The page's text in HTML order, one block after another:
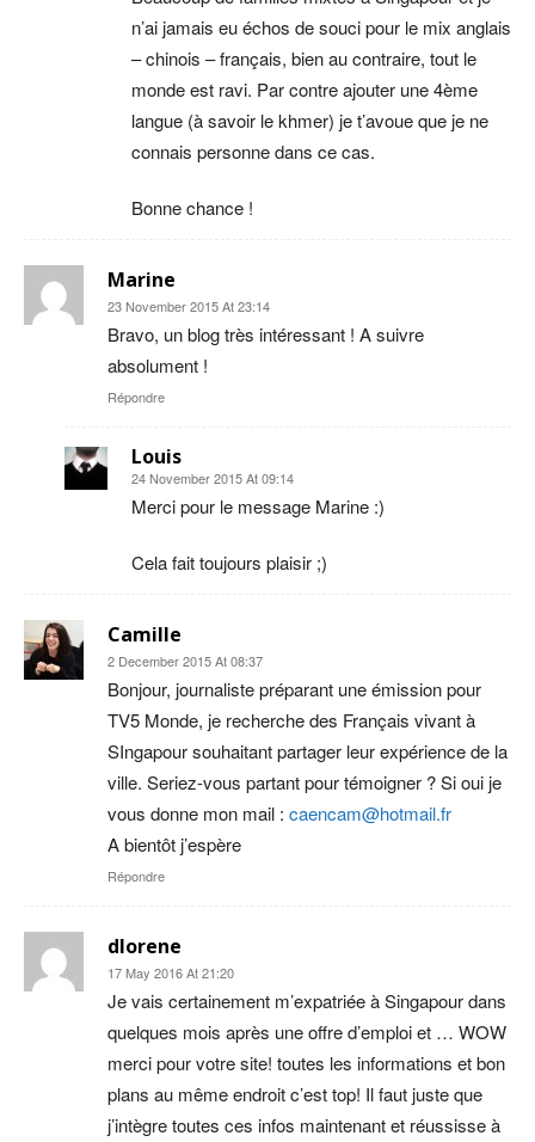
n’ai jamais eu échos de souci pour le mix anglais
– chinois – français, bien au contraire, tout le
monde est ravi. Par contre ajouter une 4ème
langue (à savoir le khmer) je t’avoue que je ne
connais personne dans ce cas.
Bonne chance !
Marine
23 November 2015 At 23:14
Bravo, un blog très intéressant ! A suivre
absolument !
Répondre
Louis
24 November 2015 At 09:14
Merci pour le message Marine :)
Cela fait toujours plaisir ;)
Camille
2 December 2015 At 08:37
Bonjour, journaliste préparant une émission pour
TV5 Monde, je recherche des Français vivant à
SIngapour souhaitant partager leur expérience de la
ville. Seriez-vous partant pour témoigner ? Si oui je
vous donne mon mail : caencam@hotmail.fr
A bientôt j’espère
Répondre
dlorene
17 May 2016 At 21:20
Je vais certainement m’expatriée à Singapour dans
quelques mois après une offre d’emploi et … WOW
merci pour votre site! toutes les informations et bon
plans au même endroit c’est top! Il faut juste que
j’intègre toutes ces infos maintenant et réussisse à